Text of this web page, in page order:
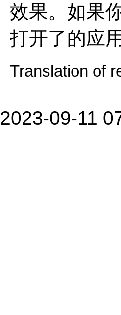
效果。如果
打开了的应
Translation of
2023-09-11